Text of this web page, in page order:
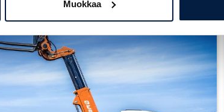
Muokkaa
Weycor AR480T
6500 kg
Deutz TD 2.9 L4 (55,4 kW)
Stage V